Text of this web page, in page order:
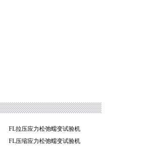
FL拉压应力松弛蠕变试验机
FL压缩应力松弛蠕变试验机